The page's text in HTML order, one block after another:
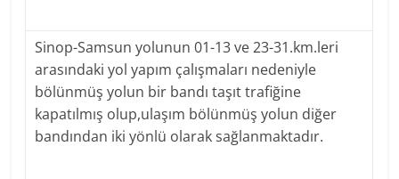
Sinop-Samsun yolunun 01-13 ve 23-31.km.leri
arasındaki yol yapım çalışmaları nedeniyle
bölünmüş yolun bir bandı taşıt trafiğine
kapatılmış olup,ulaşım bölünmüş yolun diğer
bandından iki yönlü olarak sağlanmaktadır.